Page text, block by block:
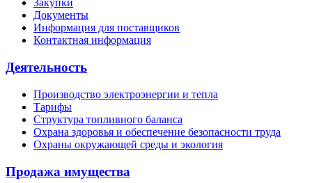
Закупки
Документы
Информация для поставщиков
Контактная информация
Деятельность
Производство электроэнергии и тепла
Тарифы
Структура топливного баланса
Охрана здоровья и обеспечение безопасности труда
Охраны окружающей среды и экология
Продажа имущества